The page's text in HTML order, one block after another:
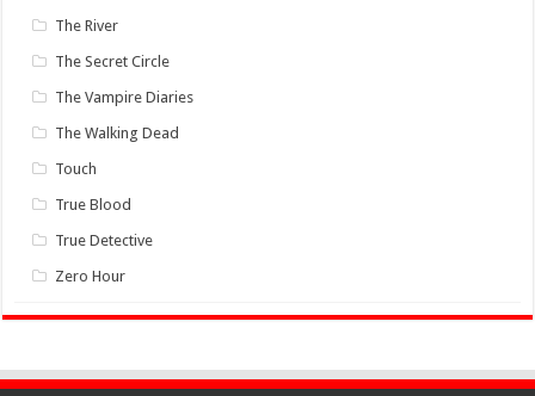
The River
The Secret Circle
The Vampire Diaries
The Walking Dead
Touch
True Blood
True Detective
Zero Hour